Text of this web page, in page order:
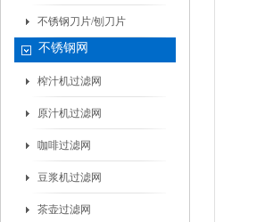
不锈钢刀片/刨刀片
不锈钢网
榨汁机过滤网
原汁机过滤网
咖啡过滤网
豆浆机过滤网
茶壶过滤网